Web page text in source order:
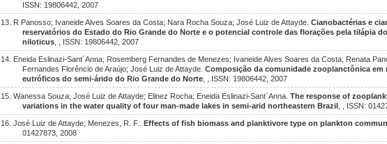
ISSN: 19806442, 2007
13. R Panosso; Ivaneide Alves Soares da Costa; Nara Rocha Souza; José Luiz de Attayde. Cianobactérias e
reservatórios do Estado do Rio Grande do Norte e o potencial controle das florações pela tilápia
niloticus , , ISSN: 19806442, 2007
14. Eneida Eslinazi-Sant´Anna; Rosemberg Fernandes de Menezes; Ivaneide Alves Soares da Costa; Renata
Fernandes Florêncio de Araújo; José Luiz de Attayde.Composição da comunidade zooplanctônica em
eutróficos do semi-árido do Rio Grande do Norte , , ISSN: 19806442, 2007
15. Wanessa Souza; José Luiz de Attayde; Elinez Rocha; Eneida Eslinazi-Sant´Anna. The response of
variations in the water quality of four man-made lakes in semi-arid northeastern Brazil , , ISSN:
16. José Luiz de Attayde; Menezes, R. F.. Effects of fish biomass and planktivore type on plankton
01427873, 2008